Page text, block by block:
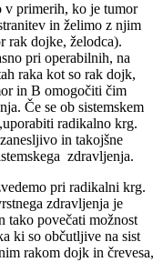
v primerih, ko je tumor
in želimo z njim
rak dojke, želodca).
pri operabilnih, na
raka kot so rak dojk,
in B omogočiti čim
Če se ob sistemskem
radikalno krg.
in takojšne
zdravljenja.
pri radikalni krg.
zdravljenja je
tako povečati možnost
ki so občutljive na sist
rakom dojk in črevesa,